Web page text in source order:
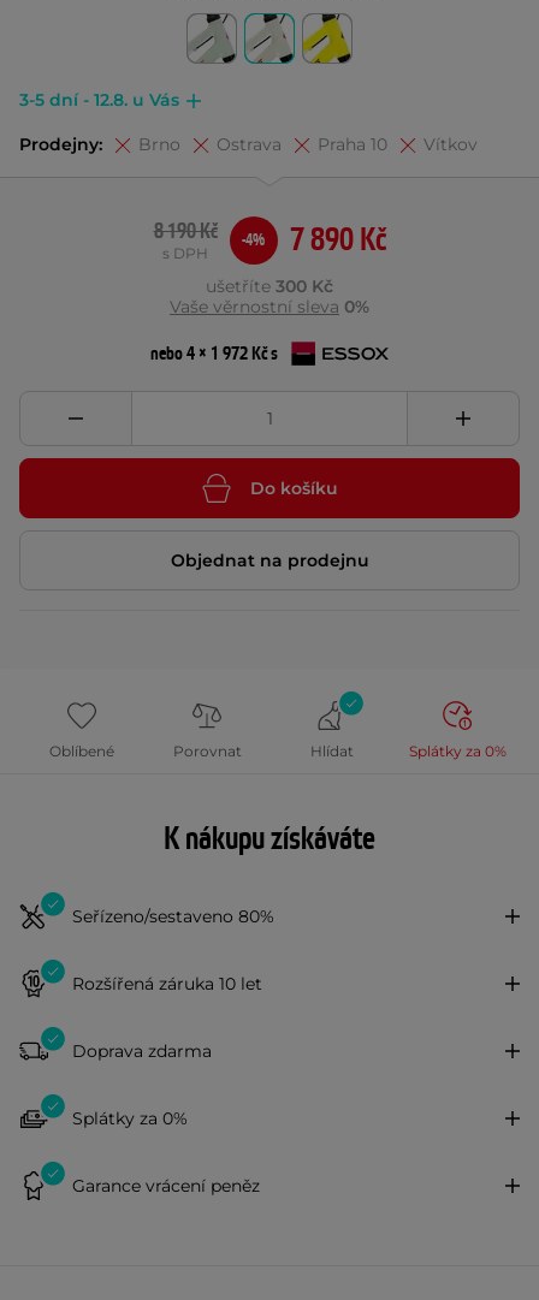
3-5 dní - 12.8. u Vás
Prodejny: Brno Ostrava Praha 10 Vítkov
7 890 Kč
8 190 Kč
s DPH
-4%
ušetříte 300 Kč
Vaše věrnostní sleva 0%
nebo 4 × 1 972 Kč s
Do košíku
Objednat na prodejnu
Oblíbené Porovnat Hlídat Splátky za 0%
K nákupu získáváte
Seřízeno/sestaveno 80%
Rozšířená záruka 10 let
Doprava zdarma
Splátky za 0%
Garance vrácení peněz